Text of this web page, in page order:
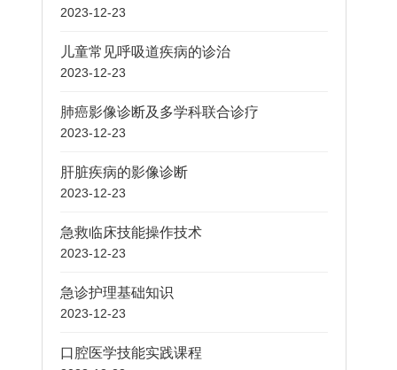
2023-12-23
儿童常见呼吸道疾病的诊治
2023-12-23
肺癌影像诊断及多学科联合诊疗
2023-12-23
肝脏疾病的影像诊断
2023-12-23
急救临床技能操作技术
2023-12-23
急诊护理基础知识
2023-12-23
口腔医学技能实践课程